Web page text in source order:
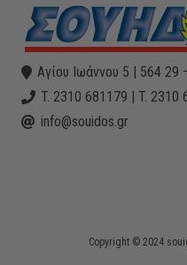
Αγίου Ιωάννου 5 | 564 29
T. 2310 681179 | T. 2310
info@souidos.gr
Copyright © 2024